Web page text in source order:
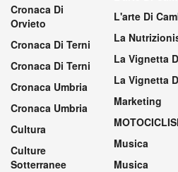
Cronaca Di
Orvieto
Cronaca Di Terni
Cronaca Di Terni
Cronaca Umbria
Cronaca Umbria
Cultura
Culture
Sotterranee
L'arte Di
La
La Vignetta
La Vignetta
Marketing
Musica
Musica